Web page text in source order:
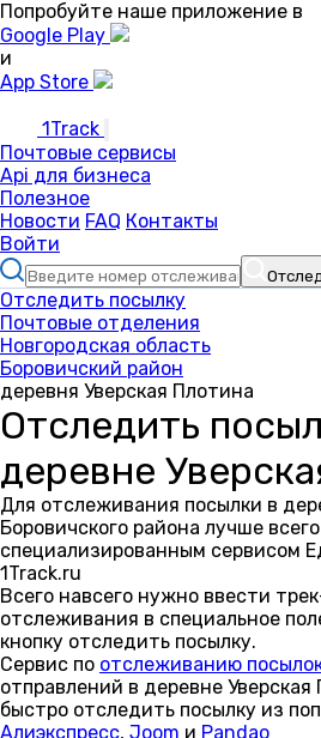
Попробуйте наше приложение в
Google Play
и
App Store
1Track
Почтовые сервисы
Api для бизнеса
Полезное
Новости FAQ Контакты
Войти
Отследить посылку
Почтовые отделения
Новгородская область
Боровичский район
деревня Уверская Плотина
Отследить
деревне
Для отслеживания посылки в
Боровичского района лучше
специализированным сервисом
1Track.ru
Всего навсего нужно ввести
отслеживания в специальное
кнопку отследить посылку.
Сервис по отслеживанию
отправлений в деревне
быстро отследить посылку из
Алиэкспресс, Joom и Pandao